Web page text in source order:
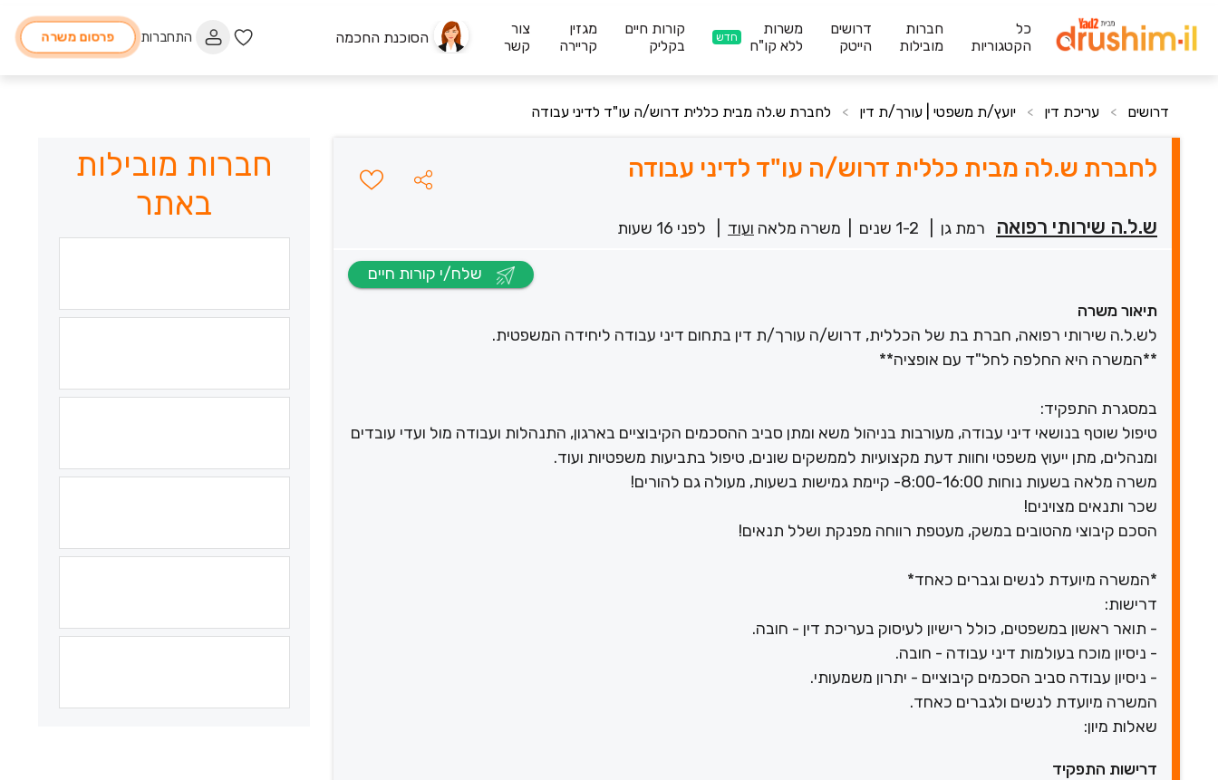
כל
הקטגוריות
חברות
מובילות
דרושים
הייטק
משרות
ללא קו"ח
חדש
קורות חיים
בקליק
מגזין
קריירה
צור
קשר
הסוכנת החכמה התחברות פרסום משרה
דרושים > עריכת דין > יועץ/ת משפטי | עורך/ת דין > לחברת ש.לה מבית כללית דרוש/ה עו"ד לדיני עבודה
לחברת ש.לה מבית כללית דרוש/ה עו"ד לדיני עבודה
ש.ל.ה שירותי רפואה רמת גן 1-2 שנים משרה מלאה ועוד לפני 16 שעות
תיאור משרה
לש.ל.ה שירותי רפואה, חברת בת של הכללית, דרוש/ה עורך/ת דין בתחום דיני עבודה ליחידה המשפטית.
**המשרה היא החלפה לחל"ד עם אופציה**
במסגרת התפקיד:
טיפול שוטף בנושאי דיני עבודה, מעורבות בניהול משא ומתן סביב ההסכמים הקיבוציים בארגון, התנהלות ועבודה מול ועדי עובדים
ומנהלים, מתן ייעוץ משפטי וחוות דעת מקצועיות לממשקים שונים, טיפול בתביעות משפטיות ועוד.
משרה מלאה בשעות נוחות 8:00-16:00- קיימת גמישות בשעות, מעולה גם להורים!
שכר ותנאים מצוינים!
הסכם קיבוצי מהטובים במשק, מעטפת רווחה מפנקת ושלל תנאים!
*המשרה מיועדת לנשים וגברים כאחד*
דרישות:
- תואר ראשון במשפטים, כולל רישיון לעיסוק בעריכת דין - חובה.
- ניסיון מוכח בעולמות דיני עבודה - חובה.
- ניסיון עבודה סביב הסכמים קיבוציים - יתרון משמעותי.
המשרה מיועדת לנשים ולגברים כאחד.
שאלות מיון:
דרישות התפקיד
חברות מובילות
באתר